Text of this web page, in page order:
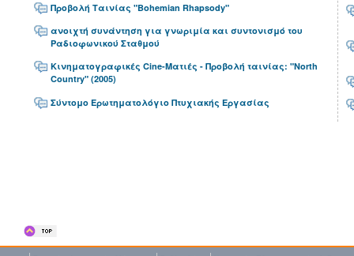
Προβολή Ταινίας "Bohemian Rhapsody"
ανοιχτή συνάντηση για γνωριμία και συντονισμό του
Ραδιοφωνικού Σταθμού
Κινηματογραφικές Cine-Ματιές - Προβολή ταινίας: "North
Country" (2005)
Σύντομο Ερωτηματολόγιο Πτυχιακής Εργασίας